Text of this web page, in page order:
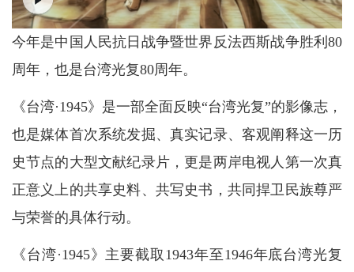
今年是中国人民抗日战争暨世界反法西斯战争胜利80
周年，也是台湾光复80周年。
《台湾·1945》是一部全面反映“台湾光复”的影像志，
也是媒体首次系统发掘、真实记录、客观阐释这一历
史节点的大型文献纪录片，更是两岸电视人第一次真
正意义上的共享史料、共写史书，共同捍卫民族尊严
与荣誉的具体行动。
《台湾·1945》主要截取1943年至1946年底台湾光复